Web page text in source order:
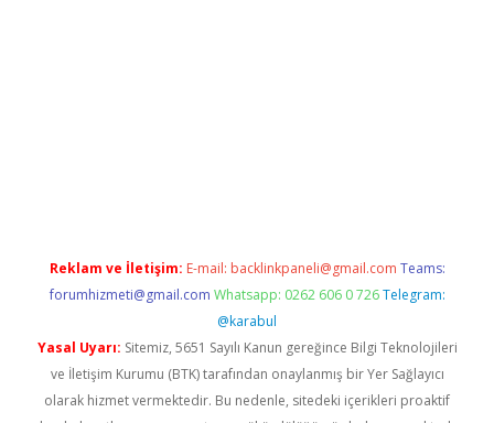
Reklam ve İletişim: E-mail: backlinkpaneli@gmail.com Teams:
forumhizmeti@gmail.com Whatsapp: 0262 606 0 726 Telegram:
@karabul
Yasal Uyarı: Sitemiz, 5651 Sayılı Kanun gereğince Bilgi Teknolojileri
ve İletişim Kurumu (BTK) tarafından onaylanmış bir Yer Sağlayıcı
olarak hizmet vermektedir. Bu nedenle, sitedeki içerikleri proaktif